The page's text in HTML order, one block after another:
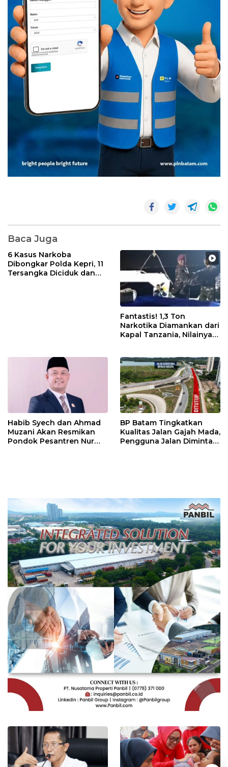
Baca Juga
6 Kasus Narkoba
Dibongkar Polda Kepri, 11
Tersangka Diciduk dan
Fantastis! 1,3 Ton
Narkotika Diamankan dari
Kapal Tanzania, Nilainya
Habib Syech dan Ahmad
Muzani Akan Resmikan
Pondok Pesantren Nur
BP Batam Tingkatkan
Kualitas Jalan Gajah Mada,
Pengguna Jalan Diminta